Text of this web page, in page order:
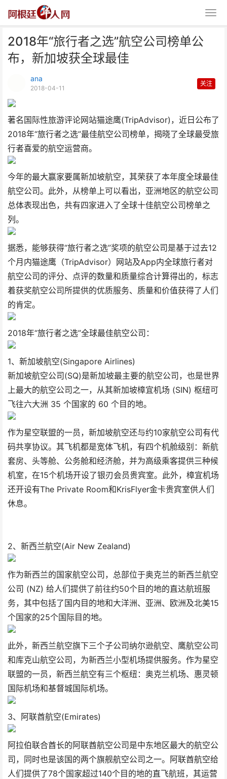
2018年“旅行者之选”航空公司榜单公
布，新加坡获全球最佳
ana
2018-04-11
关注
著名国际性旅游评论网站猫途鹰(TripAdvisor)，近日公布了
2018年“旅行者之选”最佳航空公司榜单，揭晓了全球最受旅
行者喜爱的航空运营商。
今年的最大赢家要属新加坡航空，其荣获了本年度全球最佳
航空公司。此外，从榜单上可以看出，亚洲地区的航空公司
总体表现出色，共有四家进入了全球十佳航空公司榜单之
列。
据悉，能够获得“旅行者之选”奖项的航空公司是基于过去12
个月内猫途鹰（TripAdvisor）网站及App内全球旅行者对
航空公司的评分、点评的数量和质量综合计算得出的，标志
着获奖航空公司所提供的优质服务、质量和价值获得了人们
的肯定。
2018年“旅行者之选”全球最佳航空公司：
1、新加坡航空(Singapore Airlines)
新加坡航空公司(SQ)是新加坡最主要的航空公司，也是世界
上最大的航空公司之一，从其新加坡樟宜机场 (SIN) 枢纽可
飞往六大洲 35 个国家的 60 个目的地。
作为星空联盟的一员，新加坡航空还与约10家航空公司有代
码共享协议。其飞机都是宽体飞机，有四个机舱级别：新航
套房、头等舱、公务舱和经济舱，并为高级乘客提供三种候
机室，在15个机场开设了银刃会员贵宾室。此外，樟宜机场
还开设有The Private Room和KrisFlyer金卡贵宾室供人们
休息。
2、新西兰航空(Air New Zealand)
作为新西兰的国家航空公司，总部位于奥克兰的新西兰航空
公司 (NZ) 给人们提供了前往约50个目的地的直达航班服
务，其中包括了国内目的地和大洋洲、亚洲、欧洲及北美15
个国家的25个国际目的地。
此外，新西兰航空旗下三个子公司纳尔逊航空、鹰航空公司
和库克山航空公司，为新西兰小型机场提供服务。作为星空
联盟的一员，新西兰航空有三个枢纽：奥克兰机场、惠灵顿
国际机场和基督城国际机​​场。
3、阿联酋航空(Emirates)
阿拉伯联合酋长的阿联酋航空公司是中东地区最大的航空公
司，同时也是该国的两个旗舰航空公司之一。阿联酋航空给
人们提供了78个国家超过140个目的地的直飞航班，其运营
2018年“旅行者之选”航空公司榜
单公布，新加坡获全